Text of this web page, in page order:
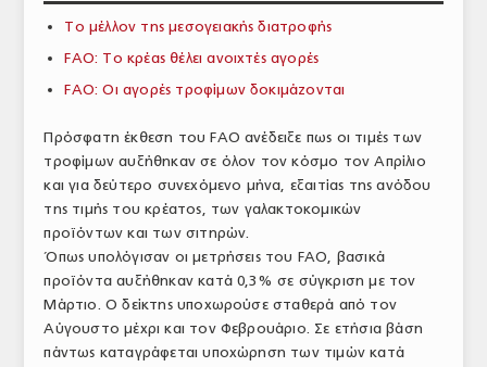
ΠΑΡΑΓΩΓΗ & ΕΜΠΟΡΙΑ
ΕΞΟΠΛΙΣΜΟΣ
ΥΠΗΡΕΣΙΕΣ
ΕΜΠΟΡΙΚΟΙ ΑΝΤΙΠΡΟΣΩΠΟΙ
ΝΟΜΟΘΕΣΙΑ
ΕΛΛΗΝΙΚΗ ΝΟΜΟΘΕΣΙΑ
Το μέλλον της μεσογειακής διατροφής
FAO: Το κρέας θέλει ανοιχτές αγορές
FAO: Οι αγορές τροφίμων δοκιμάζονται
Πρόσφατη έκθεση του FAO ανέδειξε πως οι τιμές των
τροφίμων αυξήθηκαν σε όλον τον κόσμο τον Απρίλιο
και για δεύτερο συνεχόμενο μήνα, εξαιτίας της ανόδου
της τιμής του κρέατος, των γαλακτοκομικών
προϊόντων και των σιτηρών.
Όπως υπολόγισαν οι μετρήσεις του FAO, βασικά
προϊόντα αυξήθηκαν κατά 0,3% σε σύγκριση με τον
Μάρτιο. Ο δείκτης υποχωρούσε σταθερά από τον
Αύγουστο μέχρι και τον Φεβρουάριο. Σε ετήσια βάση
πάντως καταγράφεται υποχώρηση των τιμών κατά